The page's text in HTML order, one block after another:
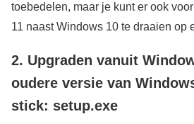
toebedelen, maar je kunt er ook
11 naast Windows 10 te draaien op
2. Upgraden vanuit
oudere versie van
stick: setup.exe